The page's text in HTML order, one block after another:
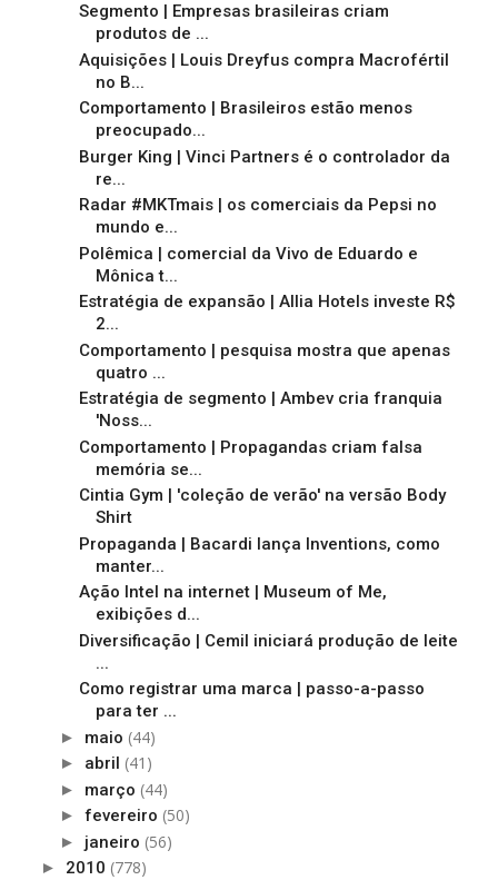
Segmento | Empresas brasileiras criam
produtos de ...
Aquisições | Louis Dreyfus compra Macrofértil
no B...
Comportamento | Brasileiros estão menos
preocupado...
Burger King | Vinci Partners é o controlador da
re...
Radar #MKTmais | os comerciais da Pepsi no
mundo e...
Polêmica | comercial da Vivo de Eduardo e
Mônica t...
Estratégia de expansão | Allia Hotels investe R$
2...
Comportamento | pesquisa mostra que apenas
quatro ...
Estratégia de segmento | Ambev cria franquia
'Noss...
Comportamento | Propagandas criam falsa
memória se...
Cintia Gym | 'coleção de verão' na versão Body
Shirt
Propaganda | Bacardi lança Inventions, como
manter...
Ação Intel na internet | Museum of Me,
exibições d...
Diversificação | Cemil iniciará produção de leite
...
Como registrar uma marca | passo-a-passo
para ter ...
► maio (44)
► abril (41)
► março (44)
► fevereiro (50)
► janeiro (56)
► 2010 (778)